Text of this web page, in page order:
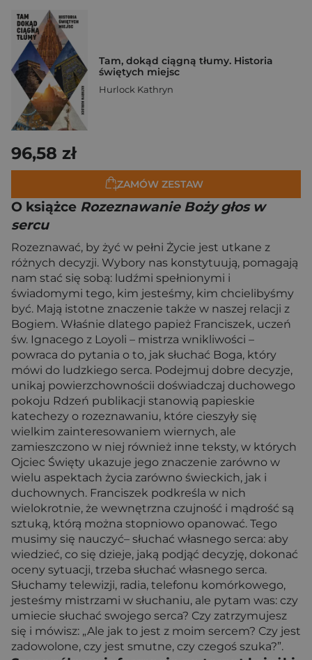
Tam, dokąd ciągną tłumy. Historia
świętych miejsc
Hurlock Kathryn
96,58 zł
ZAMÓW ZESTAW
O książce Rozeznawanie Boży głos w
sercu
Rozeznawać, by żyć w pełni Życie jest utkane z
różnych decyzji. Wybory nas konstytuują, pomagają
nam stać się sobą: ludźmi spełnionymi i
świadomymi tego, kim jesteśmy, kim chcielibyśmy
być. Mają istotne znaczenie także w naszej relacji z
Bogiem. Właśnie dlatego papież Franciszek, uczeń
św. Ignacego z Loyoli – mistrza wnikliwości –
powraca do pytania o to, jak słuchać Boga, który
mówi do ludzkiego serca. Podejmuj dobre decyzje,
unikaj powierzchownościi doświadczaj duchowego
pokoju Rdzeń publikacji stanowią papieskie
katechezy o rozeznawaniu, które cieszyły się
wielkim zainteresowaniem wiernych, ale
zamieszczono w niej również inne teksty, w których
Ojciec Święty ukazuje jego znaczenie zarówno w
wielu aspektach życia zarówno świeckich, jak i
duchownych. Franciszek podkreśla w nich
wielokrotnie, że wewnętrzna czujność i mądrość są
sztuką, którą można stopniowo opanować. Tego
musimy się nauczyć– słuchać własnego serca: aby
wiedzieć, co się dzieje, jaką podjąć decyzję, dokonać
oceny sytuacji, trzeba słuchać własnego serca.
Słuchamy telewizji, radia, telefonu komórkowego,
jesteśmy mistrzami w słuchaniu, ale pytam was: czy
umiecie słuchać swojego serca? Czy zatrzymujesz
się i mówisz: „Ale jak to jest z moim sercem? Czy jest
zadowolone, czy jest smutne, czy czegoś szuka?”.